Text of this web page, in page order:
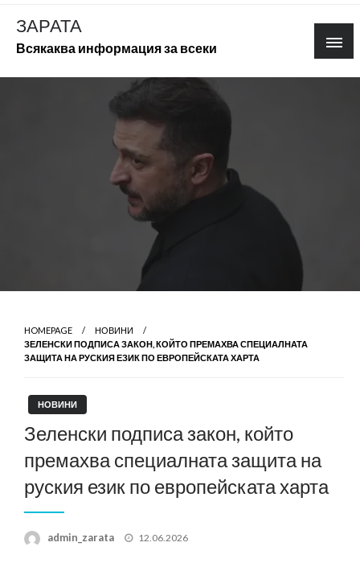
Skip
content
ЗАРАТА
Всякаква информация за всеки
HOMEPAGE
НОВИНИ
ЗЕЛЕНСКИ ПОДПИСА ЗАКОН, КОЙТО ПРЕМАХВА СПЕЦИАЛНАТА
ЗАЩИТА НА РУСКИЯ ЕЗИК ПО ЕВРОПЕЙСКАТА ХАРТА
НОВИНИ
Зеленски подписа закон, който
премахва специалната защита на
руския език по европейската харта
admin_zarata
Posted
12.06.2026